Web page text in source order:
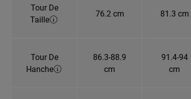
Tour De
Taille
76.2 cm 81.3 cm
Tour De
Hanche
86.3-88.9
cm
91.4-94
cm